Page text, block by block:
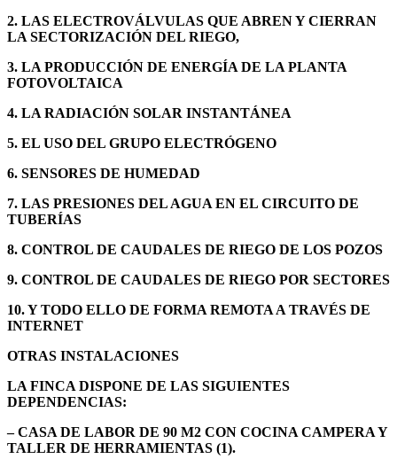
2. LAS ELECTROVÁLVULAS QUE ABREN Y CIERRAN
LA SECTORIZACIÓN DEL RIEGO,
3. LA PRODUCCIÓN DE ENERGÍA DE LA PLANTA
FOTOVOLTAICA
4. LA RADIACIÓN SOLAR INSTANTÁNEA
5. EL USO DEL GRUPO ELECTRÓGENO
6. SENSORES DE HUMEDAD
7. LAS PRESIONES DEL AGUA EN EL CIRCUITO DE
TUBERÍAS
8. CONTROL DE CAUDALES DE RIEGO DE LOS POZOS
9. CONTROL DE CAUDALES DE RIEGO POR SECTORES
10. Y TODO ELLO DE FORMA REMOTA A TRAVÉS DE
INTERNET
OTRAS INSTALACIONES
LA FINCA DISPONE DE LAS SIGUIENTES
DEPENDENCIAS:
– CASA DE LABOR DE 90 M2 CON COCINA CAMPERA Y
TALLER DE HERRAMIENTAS (1).